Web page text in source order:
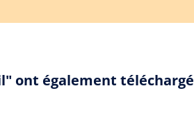
ont également téléchargé